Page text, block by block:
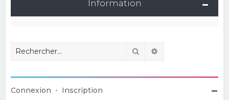
Information
Rechercher
Connexion • Inscription